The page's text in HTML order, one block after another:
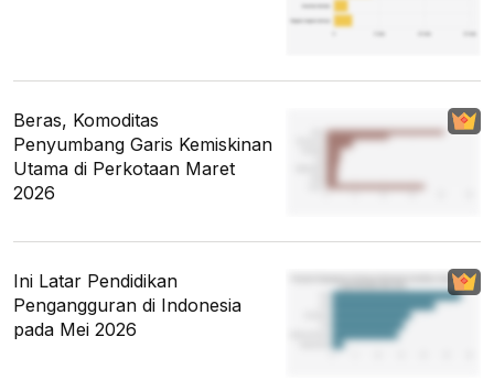
Beras, Komoditas
Penyumbang Garis Kemiskinan
Utama di Perkotaan Maret
2026
Ini Latar Pendidikan
Pengangguran di Indonesia
pada Mei 2026